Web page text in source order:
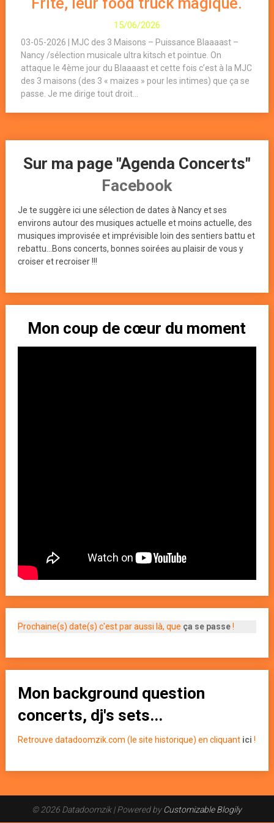
15/06/2026
03-05-2026 | MJC des 3 Maisons – Puissance Blaaaast –
Nancy /sélection musicale ultra kitsch et pointue. On
attaque le 4ème jour du Blaaaast et cette fois c’est à la MJC
des 3 maisons (des 3 « maizes » pour les intimes) que ça se
passe. Je me dirige tout droit...
Sur ma page "Agenda Concerts"
Facebook
Je te suggère ici une sélection de dates à Nancy et ses
environs autour des musiques actuelle et moins actuelle, des
musiques improvisée et imprévisible loin des sentiers battu et
rebattu...Bons concerts, bonnes soirées au plaisir de vous y
croiser et recroiser !!!
Mon coup de cœur du moment
Prochaine(s) date(s) c'est par aussi là, que ça se passe!
Mon background question
concerts, dj's sets...
Retrouve datadoomzik.com (le site historique) en cliquant ici !
© 2026 Datadoomzik| Powered byCustomizable Blogily